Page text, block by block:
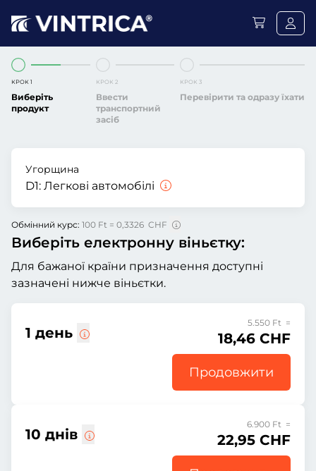
КРОК 1
Виберіть
продукт
КРОК 2
Ввести
транспортний
засіб
КРОК 3
Перевірити та одразу їхати
Угорщина
D1: Легкові автомобілі
Обмінний курс: 100 Ft = 0,3326 CHF
Виберіть електронну віньєтку:
Для бажаної країни призначення доступні
зазначені нижче віньєтки.
1 день
5.550 Ft =
18,46 CHF
Продовжити
10 днів
6.900 Ft =
22,95 CHF